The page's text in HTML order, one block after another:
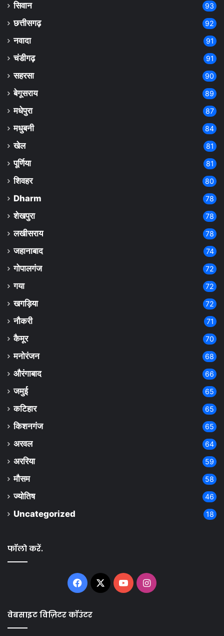
सिवान 93
छत्तीसगढ़ 92
नवादा 91
चंडीगढ़ 91
सहरसा 90
बेगूसराय 89
मधेपुरा 87
मधुबनी 84
खेल 81
पूर्णिया 81
शिवहर 80
Dharm 78
शेखपुरा 78
लखीसराय 78
जहानाबाद 74
गोपालगंज 72
गया 72
खगड़िया 72
नौकरी 71
कैमूर 70
मनोरंजन 68
औरंगाबाद 66
जमुई 65
कटिहार 65
किशनगंज 65
अरवल 64
अररिया 59
मौसम 58
ज्योतिष 46
Uncategorized 18
फॉलो करें.
Facebook
X YouTubeInstagram
वेबसाइट विज़िटर कॉउंटर